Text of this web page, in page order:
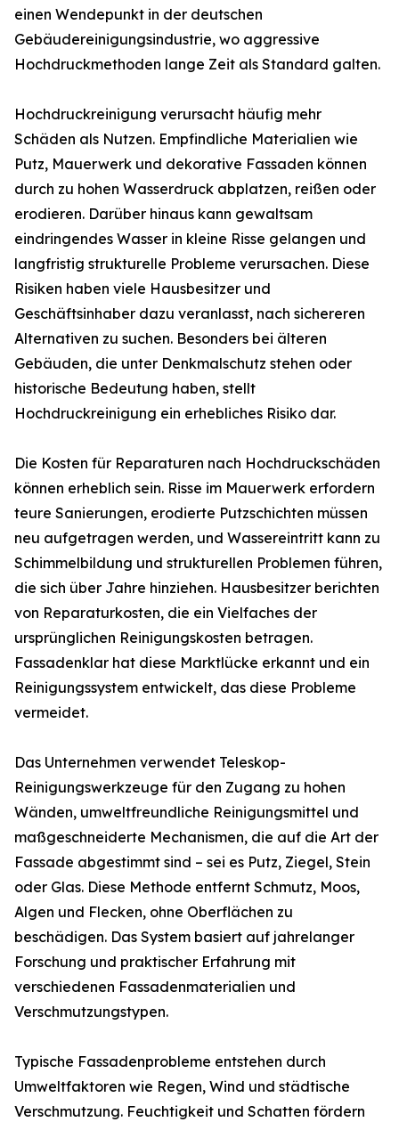
einen Wendepunkt in der deutschen
Gebäudereinigungsindustrie, wo aggressive
Hochdruckmethoden lange Zeit als Standard galten.
Hochdruckreinigung verursacht häufig mehr
Schäden als Nutzen. Empfindliche Materialien wie
Putz, Mauerwerk und dekorative Fassaden können
durch zu hohen Wasserdruck abplatzen, reißen oder
erodieren. Darüber hinaus kann gewaltsam
eindringendes Wasser in kleine Risse gelangen und
langfristig strukturelle Probleme verursachen. Diese
Risiken haben viele Hausbesitzer und
Geschäftsinhaber dazu veranlasst, nach sichereren
Alternativen zu suchen. Besonders bei älteren
Gebäuden, die unter Denkmalschutz stehen oder
historische Bedeutung haben, stellt
Hochdruckreinigung ein erhebliches Risiko dar.
Die Kosten für Reparaturen nach Hochdruckschäden
können erheblich sein. Risse im Mauerwerk erfordern
teure Sanierungen, erodierte Putzschichten müssen
neu aufgetragen werden, und Wassereintritt kann zu
Schimmelbildung und strukturellen Problemen führen,
die sich über Jahre hinziehen. Hausbesitzer berichten
von Reparaturkosten, die ein Vielfaches der
ursprünglichen Reinigungskosten betragen.
Fassadenklar hat diese Marktlücke erkannt und ein
Reinigungssystem entwickelt, das diese Probleme
vermeidet.
Das Unternehmen verwendet Teleskop-
Reinigungswerkzeuge für den Zugang zu hohen
Wänden, umweltfreundliche Reinigungsmittel und
maßgeschneiderte Mechanismen, die auf die Art der
Fassade abgestimmt sind – sei es Putz, Ziegel, Stein
oder Glas. Diese Methode entfernt Schmutz, Moos,
Algen und Flecken, ohne Oberflächen zu
beschädigen. Das System basiert auf jahrelanger
Forschung und praktischer Erfahrung mit
verschiedenen Fassadenmaterialien und
Verschmutzungstypen.
Typische Fassadenprobleme entstehen durch
Umweltfaktoren wie Regen, Wind und städtische
Verschmutzung. Feuchtigkeit und Schatten fördern